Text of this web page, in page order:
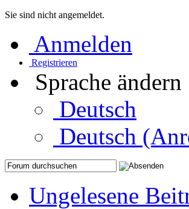
Sie sind nicht angemeldet.
Anmelden
Registrieren
Sprache ändern
Deutsch
Deutsch
Ungelesene